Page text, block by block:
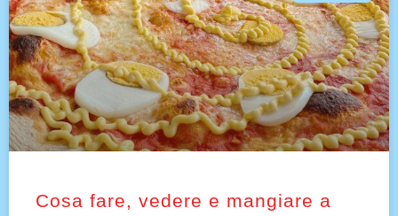
Cosa fare, vedere e mangiare a